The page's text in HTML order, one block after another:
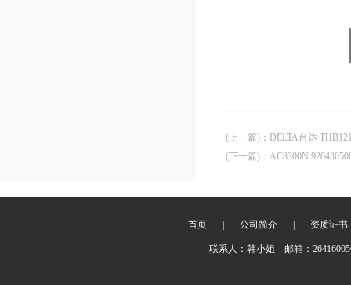
(上一篇) ： DELTA台达
(下一篇) ： AC8300N
首页 公司简介 资质证书
联系人：韩小姐 邮箱：